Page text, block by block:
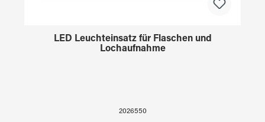
LED Leuchteinsatz für Flaschen und
Lochaufnahme
2026550